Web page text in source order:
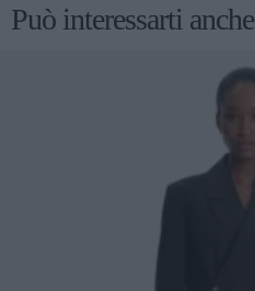
Può interessarti anche